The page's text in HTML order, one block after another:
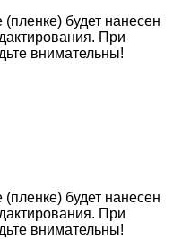
(пленке) будет нанесен
При
внимательны!
(пленке) будет нанесен
При
внимательны!